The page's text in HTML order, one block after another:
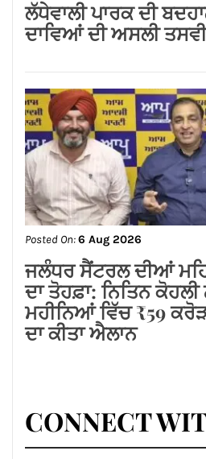
ਲੱਧੇਵਾਲੀ ਪਾਰਕ ਦੀ
ਦਾਵਿਆਂ ਦੀ ਅਸਲੀ
Posted On:6 Aug 2026
ਜਲੰਧਰ ਸੈਂਟਰਲ ਦੀਆਂ
ਦਾ ਤੋਹਫ਼ਾ: ਨਿਤਿਨ
ਮਹੀਨਿਆਂ ਵਿੱਚ ₹59
ਦਾ ਕੀਤਾ ਐਲਾਨ
CONNECT